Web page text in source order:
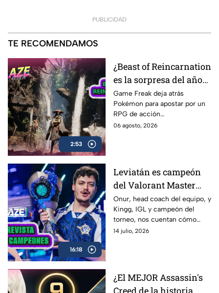
PUBLICIDAD
TE RECOMENDAMOS
2:53
¿Beast of Reincarnation
es la sorpresa del año? |
AZE Review
Game Freak deja atrás
Pokémon para apostar por un
RPG de acción
completamente diferente.
contamos
06 agosto, 2026
16:18
Leviatán es campeón
del Valorant Master
Londres 2026 |
Entrevista con Onur y
Kingg
Onur, head coach del equipo, y
Kingg, IGL y campeón del
torneo, nos cuentan cómo
vivieron el camino hacia el
Latinoamérica.
14 julio, 2026
¿El MEJOR Assassin's
Creed de la historia